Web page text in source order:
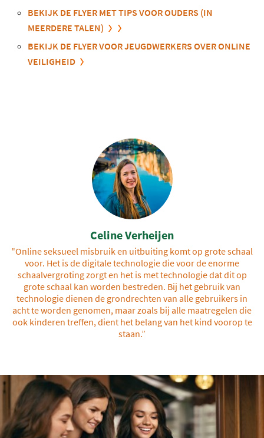
BEKIJK DE FLYER MET TIPS VOOR OUDERS (IN
MEERDERE TALEN)
BEKIJK DE FLYER VOOR JEUGDWERKERS OVER ONLINE
VEILIGHEID
Celine Verheijen
"Online seksueel misbruik en uitbuiting komt op grote schaal
voor. Het is de digitale technologie die voor de enorme
schaalvergroting zorgt en het is met technologie dat dit op
grote schaal kan worden bestreden. Bij het gebruik van
technologie dienen de grondrechten van alle gebruikers in
acht te worden genomen, maar zoals bij alle maatregelen die
ook kinderen treffen, dient het belang van het kind voorop te
staan.”